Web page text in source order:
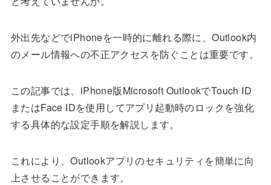
外出先などでiPhoneを一時的に離れる際に、Outlook内
のメール情報への不正アクセスを防ぐことは重要です。
この記事では、iPhone版Microsoft OutlookでTouch ID
またはFace IDを使用してアプリ起動時のロックを強化
する具体的な設定手順を解説します。
これにより、Outlookアプリのセキュリティを簡単に向
上させることができます。